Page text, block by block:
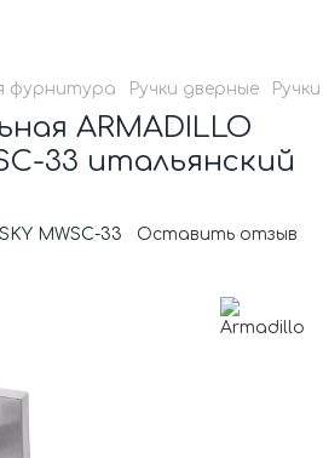
фурнитура Ручки дверные
ARMADILLO
33 итальянский
MWSC-33 Оставить отзыв